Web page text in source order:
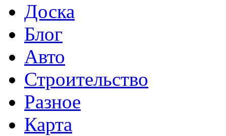
Доска
Блог
Авто
Строительство
Разное
Карта